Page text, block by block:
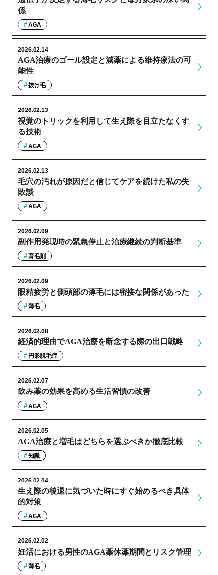
係
AGA
AGA治療のゴール設定と減薬による維持療法の可
能性
2026.02.14
抜け毛
視覚のトリックを利用して生え際を目立たなくす
る技術
2026.02.13
AGA
毛穴の汚れが原因だと信じてケアを続けた私の失
敗談
2026.02.13
AGA
副作用発現時の緊急停止と治療継続の判断基準
2026.02.09
育毛剤
眼精疲労と側頭部の薄毛には密接な関係があった
2026.02.09
薄毛
経済的理由でAGA治療を断念する際の出口戦略
2026.02.08
円形脱毛症
飲み薬の効果を高める生活習慣の改善
2026.02.07
AGA
AGA治療と増毛はどちらを選ぶべきか徹底比較
2026.02.05
知識
生え際の後退に気づいた時にすぐ始めるべき具体
的対策
2026.02.04
AGA
妊活における男性のAGA薬休薬期間とリスク管理
2026.02.02
薄毛